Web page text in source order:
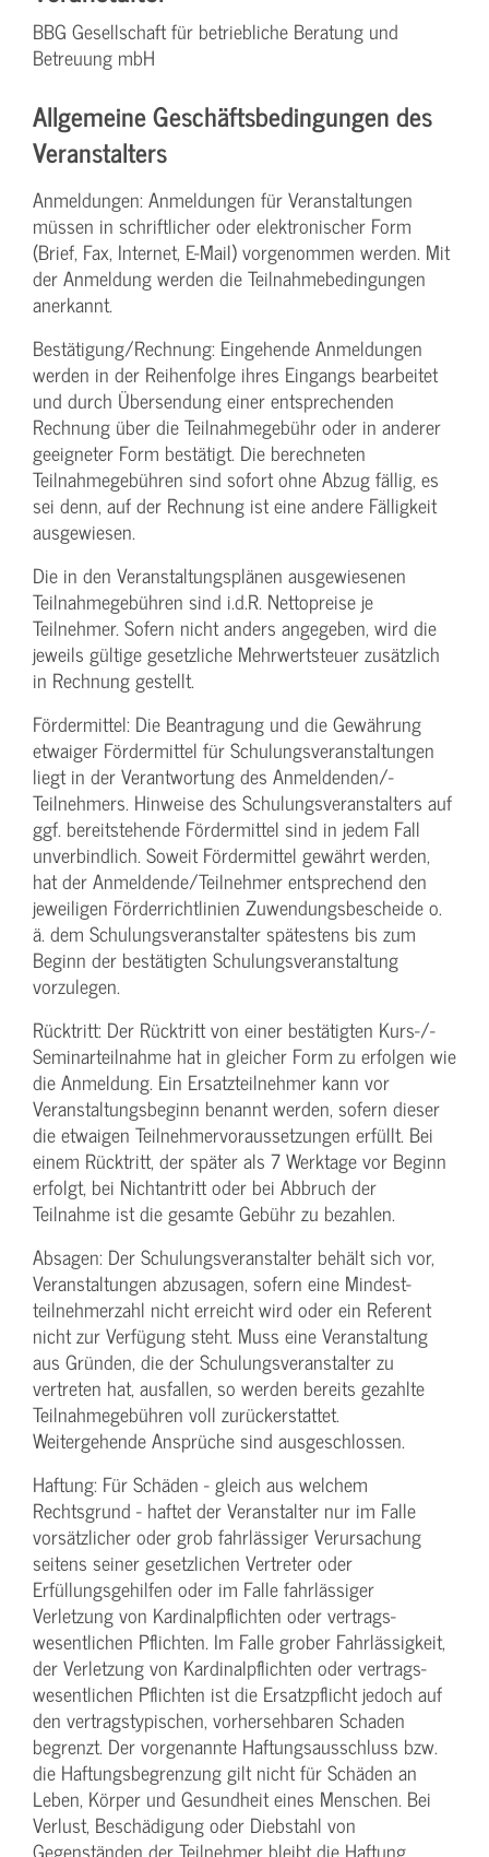
BBG Gesellschaft für betriebliche Beratung und
Betreuung mbH
Allgemeine Geschäftsbedingungen des
Veranstalters
Anmeldungen: Anmeldungen für Veranstaltungen
müssen in schriftlicher oder elektronischer Form
(Brief, Fax, Internet, E-Mail) vorgenommen werden. Mit
der Anmeldung werden die Teilnahme­bedingungen
anerkannt.
Bestätigung­/Rechnung: Eingehende Anmeldungen
werden in der Reihenfolge ihres Eingangs bearbeitet
und durch Übersendung einer entsprechenden
Rechnung über die Teilnahmegebühr oder in anderer
geeigneter Form bestätigt. Die berechneten
Teilnahmegebühren sind sofort ohne Abzug fällig, es
sei denn, auf der Rechnung ist eine andere Fälligkeit
ausgewiesen.
Die in den Veranstaltungsplänen ausgewiesenen
Teilnahmegebühren sind i.d.R. Nettopreise je
Teilnehmer. Sofern nicht anders angegeben, wird die
jeweils gültige gesetzliche Mehrwertsteuer zusätzlich
in Rechnung gestellt.
Fördermittel: Die Beantragung und die Gewährung
etwaiger Fördermittel für Schulungs­veranstaltungen
liegt in der Verantwortung des Anmeldenden/­
Teilnehmers. Hinweise des Schulungs­veranstalters auf
ggf. bereitstehende Fördermittel sind in jedem Fall
unverbindlich. Soweit Fördermittel gewährt werden,
hat der Anmeldende/­Teilnehmer entsprechend den
jeweiligen Förderrichtlinien Zuwendungs­bescheide o.
ä. dem Schulungs­veranstalter spätestens bis zum
Beginn der bestätigten Schulungs­veranstaltung
vorzulegen.
Rücktritt: Der Rücktritt von einer bestätigten Kurs-/­
Seminarteilnahme hat in gleicher Form zu erfolgen wie
die Anmeldung. Ein Ersatzteilnehmer kann vor
Veranstaltungs­beginn benannt werden, sofern dieser
die etwaigen Teilnehmer­voraussetzungen erfüllt. Bei
einem Rücktritt, der später als 7 Werktage vor Beginn
erfolgt, bei Nichtantritt oder bei Abbruch der
Teilnahme ist die gesamte Gebühr zu bezahlen.
Absagen: Der Schulungs­veranstalter behält sich vor,
Veranstaltungen abzusagen, sofern eine Mindest­
teilnehmerzahl nicht erreicht wird oder ein Referent
nicht zur Verfügung steht. Muss eine Veranstaltung
aus Gründen, die der Schulungs­veranstalter zu
vertreten hat, ausfallen, so werden bereits gezahlte
Teilnahme­gebühren voll zurückerstattet.
Weitergehende Ansprüche sind ausgeschlossen.
Haftung: Für Schäden - gleich aus welchem
Rechtsgrund - haftet der Veranstalter nur im Falle
vorsätzlicher oder grob fahrlässiger Verursachung
seitens seiner gesetzlichen Vertreter oder
Erfüllungsgehilfen oder im Falle fahrlässiger
Verletzung von Kardinalpflichten oder vertrags­
wesentlichen Pflichten. Im Falle grober Fahrlässigkeit,
der Verletzung von Kardinalpflichten oder vertrags­
wesentlichen Pflichten ist die Ersatzpflicht jedoch auf
den vertragstypischen, vorhersehbaren Schaden
begrenzt. Der vorgenannte Haftungs­ausschluss bzw.
die Haftungs­begrenzung gilt nicht für Schäden an
Leben, Körper und Gesundheit eines Menschen. Bei
Verlust, Beschädigung oder Diebstahl von